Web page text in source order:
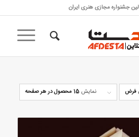
جشنواره مجازی هنری ایران
فرض نمایش 15 محصول در هر صفحه